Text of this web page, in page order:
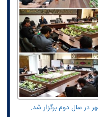
در سال دوم برگزار شد.